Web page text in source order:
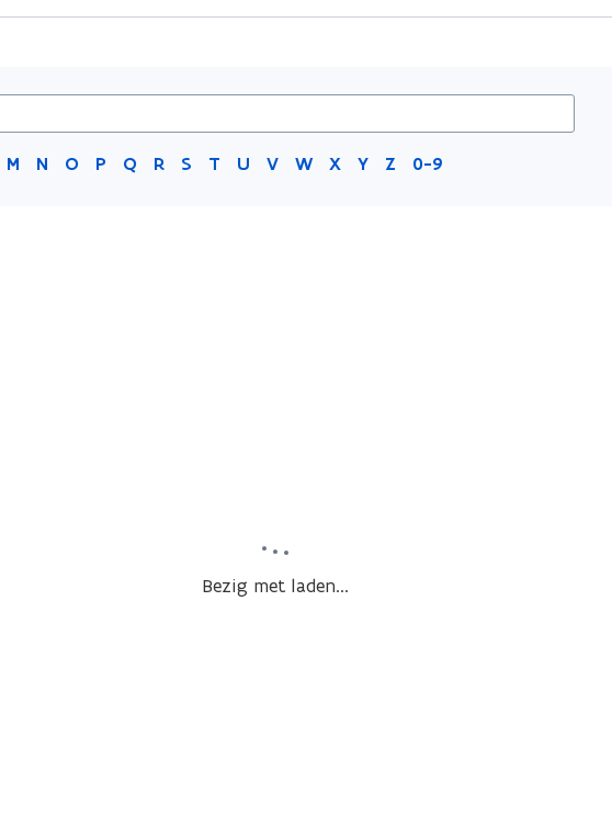
M N O P Q R S T U V W X Y Z 0-9
Bezig met laden...